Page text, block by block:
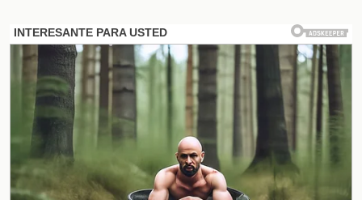
katacak.
Yapım Ekibi
Yalan dizisinin arkasında deneyimli bir yapım ekibi
bulunuyor. Yönetmen, daha önce birçok başarılı
projeye imza atmış ve senarist ise güçlü bir anlatım
tarzına sahip. Ekibin deneyimi, dizinin kalitesini